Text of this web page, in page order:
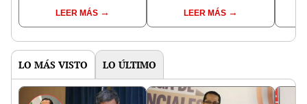
Víctor Febre
LEER MÁS LEER MÁS
LO MÁS VISTO LO ÚLTIMO